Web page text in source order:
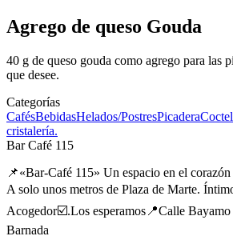
Agrego de queso Gouda
40 g de queso gouda como agrego para las
que desee.
Categorías
CafésBebidasHelados/PostresPicadera
cristalería.
Bar Café 115
📌«Bar-Café 115» Un espacio en el
A solo unos metros de Plaza de Marte.
Acogedor☑️.Los esperamos📍Calle
Barnada